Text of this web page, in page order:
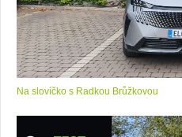
Na slovíčko s Radkou Brůžkovou